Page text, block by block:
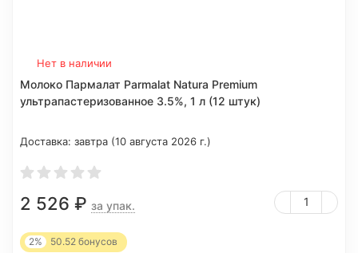
Нет в наличии
Молоко Пармалат Parmalat Natura Premium
ультрапастеризованное 3.5%, 1 л (12 штук)
Доставка: завтра (10 августа 2026 г.)
2 526 ₽ за упак.
2% 50.52 бонусов